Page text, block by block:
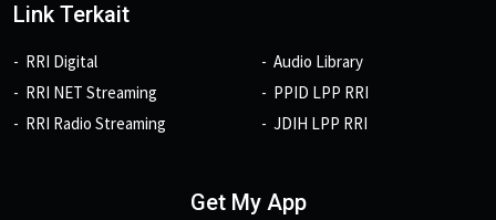
Link Terkait
RRI Digital
RRI NET Streaming
RRI Radio Streaming
Audio Library
PPID LPP RRI
JDIH LPP RRI
Get My App